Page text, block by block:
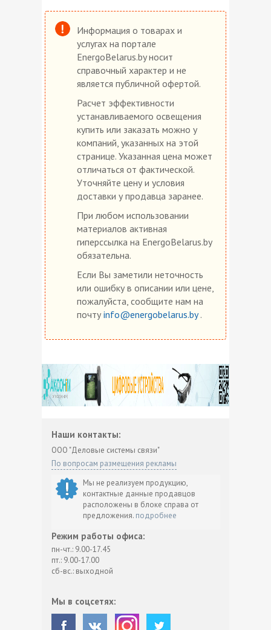
Информация о товарах и
услугах на портале
EnergoBelarus.by носит
справочный характер и не
является публичной офертой.
Расчет эффективности
устанавливаемого освещения
купить или заказать можно у
компаний, указанных на этой
странице. Указанная цена может
отличаться от фактической.
Уточняйте цену и условия
доставки у продавца заранее.
При любом использовании
материалов активная
гиперссылка на EnergoBelarus.by
обязательна.
Если Вы заметили неточность
или ошибку в описании или цене,
пожалуйста, сообщите нам на
почту info@energobelarus.by.
Наши контакты:
ООО "Деловые системы связи"
По вопросам размещения рекламы
Мы не реализуем продукцию,
контактные данные продавцов
расположены в блоке справа от
предложения. подробнее
Режим работы офиса:
пн-чт.: 9.00-17.45
пт.: 9.00-17.00
сб-вс.: выходной
Мы в соцсетях: